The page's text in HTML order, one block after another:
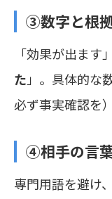
③数字と根
「効果が出ます
た 」。具体的な
必ず事実確認を）
④相手の言
専門用語を避け、